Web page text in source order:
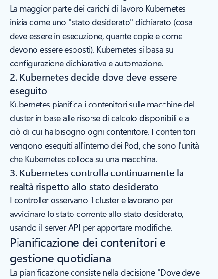
La maggior parte dei carichi di lavoro Kubernetes
inizia come uno "stato desiderato" dichiarato (cosa
deve essere in esecuzione, quante copie e come
devono essere esposti). Kubernetes si basa su
configurazione dichiarativa e automazione.
2. Kubernetes decide dove deve essere
eseguito
Kubernetes pianifica i contenitori sulle macchine del
cluster in base alle risorse di calcolo disponibili e a
ciò di cui ha bisogno ogni contenitore. I contenitori
vengono eseguiti all'interno dei Pod, che sono l'unità
che Kubernetes colloca su una macchina.
3. Kubernetes controlla continuamente la
realtà rispetto allo stato desiderato
I controller osservano il cluster e lavorano per
avvicinare lo stato corrente allo stato desiderato,
usando il server API per apportare modifiche.
Pianificazione dei contenitori e
gestione quotidiana
La pianificazione consiste nella decisione "Dove deve